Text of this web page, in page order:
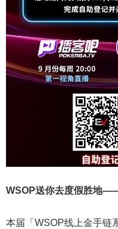
WSOP送你去度假胜地
本届「WSOP线上金手链